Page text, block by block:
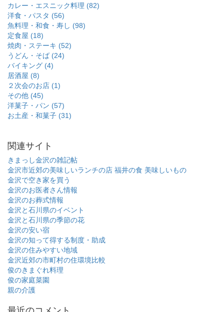
カレー・エスニック料理 (82)
洋食・パスタ (56)
魚料理・和食・寿し (98)
定食屋 (18)
焼肉・ステーキ (52)
うどん・そば (24)
バイキング (4)
居酒屋 (8)
２次会のお店 (1)
その他 (45)
洋菓子・パン (57)
お土産・和菓子 (31)
関連サイト
きまっし金沢の雑記帖
金沢市近郊の美味しいランチの店 福井の食 美味しいもの
金沢で空き家を買う
金沢のお医者さん情報
金沢のお葬式情報
金沢と石川県のイベント
金沢と石川県の季節の花
金沢の安い宿
金沢の知って得する制度・助成
金沢の住みやすい地域
金沢近郊の市町村の住環境比較
俊のきまぐれ料理
俊の家庭菜園
親の介護